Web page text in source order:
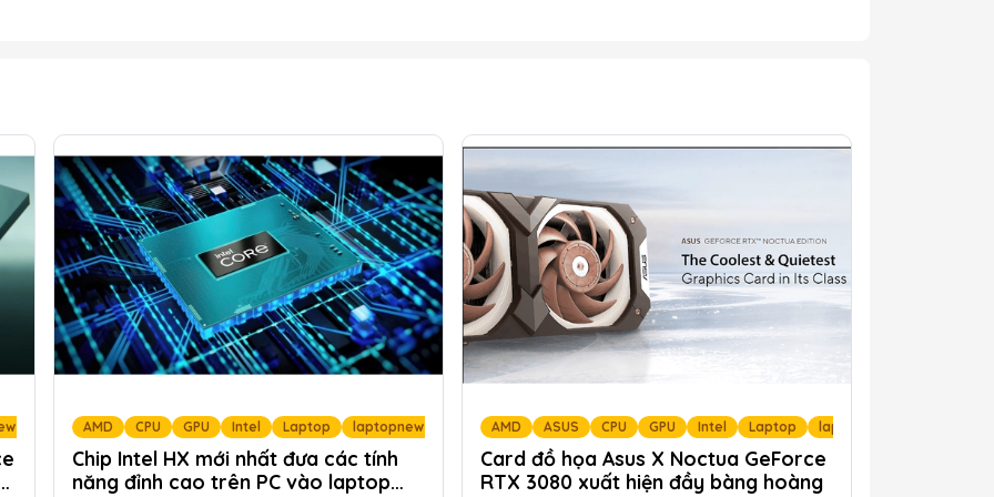
LaptopNew tin tức NVIDIA Tin nóng LaptopNew Tin tức công nghệ
AMD CPU GPU Intel Laptop laptopnew LaptopNew tin tức NVIDIA Tin nóng LaptopNew Tin tức công nghệ
Chip Intel HX mới nhất đưa các tính
năng đỉnh cao trên PC vào laptop
AMD ASUS CPU GPU Intel Laptop laptopnew
Card đồ họa Asus X Noctua GeForce
RTX 3080 xuất hiện đầy bàng hoàng